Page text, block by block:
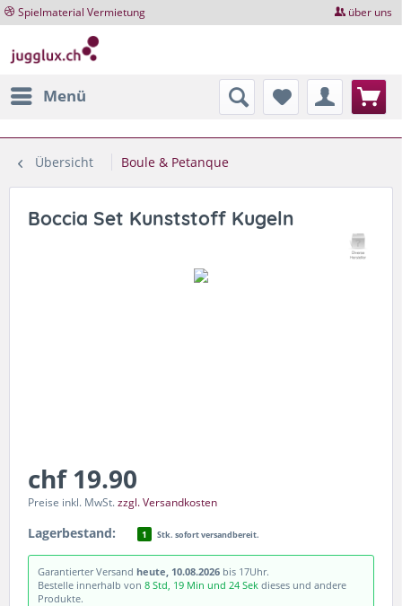
Spielmaterial Vermietung über uns
Menü
Übersicht Boule & Petanque
Boccia Set Kunststoff Kugeln
chf 19.90
Preise inkl. MwSt.zzgl. Versandkosten
Lagerbestand: 1 Stk. sofort versandbereit.
Garantierter Versand heute, 10.08.2026 bis 17Uhr.
Bestelle innerhalb von 8 Std, 19 Min und 23 Sek dieses und andere
Produkte.